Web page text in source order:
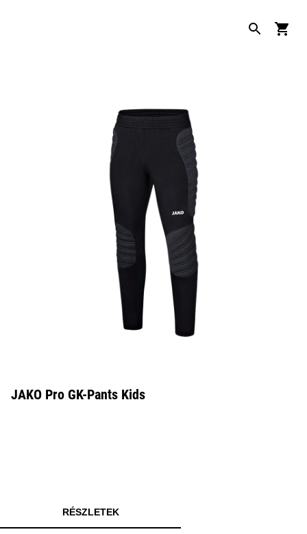
JAKO Pro GK-Pants Kids
RÉSZLETEK